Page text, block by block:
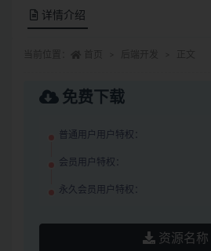
详情介绍
免费下载
普通用户用户特权：
会员用户特权：
永久会员用户特权：
资源名称